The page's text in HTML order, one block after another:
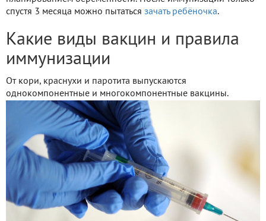
спустя 3 месяца можно пытаться зачать ребёночка.
Какие виды вакцин и правила
иммунизации
От кори, краснухи и паротита выпускаются
однокомпонентные и многокомпонентные вакцины.